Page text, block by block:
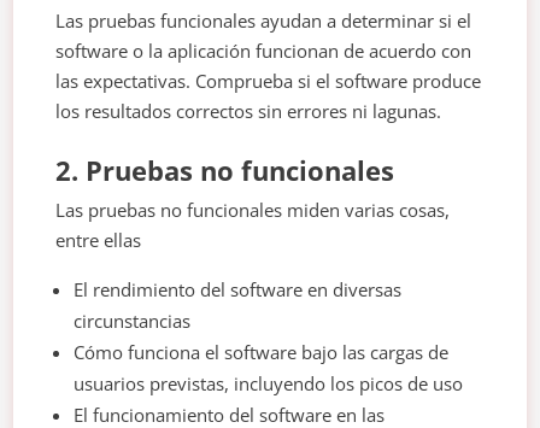
Las pruebas funcionales ayudan a determinar si el
software o la aplicación funcionan de acuerdo con
las expectativas. Comprueba si el software produce
los resultados correctos sin errores ni lagunas.
2. Pruebas no funcionales
Las pruebas no funcionales miden varias cosas,
entre ellas
El rendimiento del software en diversas
circunstancias
Cómo funciona el software bajo las cargas de
usuarios previstas, incluyendo los picos de uso
El funcionamiento del software en las